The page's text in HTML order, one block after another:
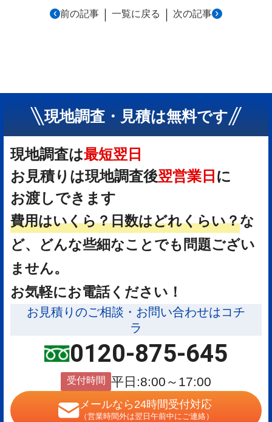
前の記事 ｜ 一覧に戻る ｜ 次の記事
現地調査・見積は無料です
現地調査は最短翌日
お見積りは現地調査後翌営業日 に
お渡しできます
費用はいくら？日数はどれくらい？な
ど、どんな些細なことでも問題ござい
ません。
お気軽にお電話ください！
お見積りのご相談・お問い合わせはコチ
ラ
0120-875-645
受付時間 平日:8:00～17:00
メールなら24時間受付対応
（営業時間外は翌日午前中にご連絡）